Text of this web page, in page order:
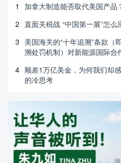
1
加拿大制造能否取代美国产品
2 直面关税战 “中国第一展”怎么
3 美国海关的“十年追溯”条款（
溯处罚机制）对新能源国际合
4 顺差1万亿美金，为何我们却
的冷思考